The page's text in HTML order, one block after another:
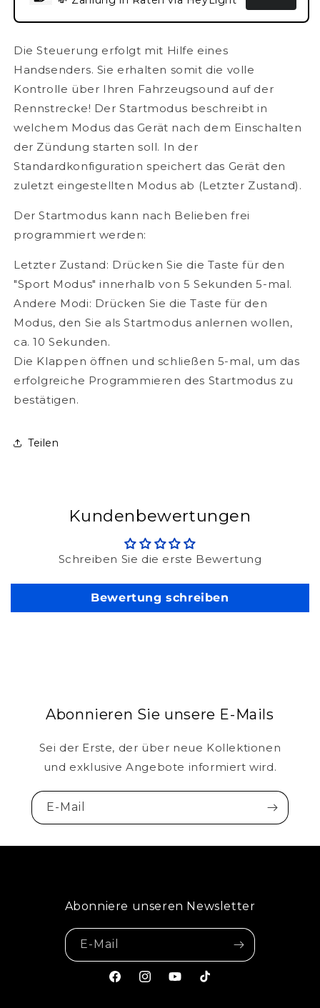
Die Steuerung erfolgt mit Hilfe eines
Handsenders. Sie erhalten somit die volle
Kontrolle über Ihren Fahrzeugsound auf der
Rennstrecke! Der Startmodus beschreibt in
welchem Modus das Gerät nach dem Einschalten
der Zündung starten soll. In der
Standardkonfiguration speichert das Gerät den
zuletzt eingestellten Modus ab (Letzter Zustand).
Der Startmodus kann nach Belieben frei
programmiert werden:
Letzter Zustand: Drücken Sie die Taste für den
"Sport Modus" innerhalb von 5 Sekunden 5-mal.
Andere Modi: Drücken Sie die Taste für den
Modus, den Sie als Startmodus anlernen wollen,
ca. 10 Sekunden.
Die Klappen öffnen und schließen 5-mal, um das
erfolgreiche Programmieren des Startmodus zu
bestätigen.
Teilen
Kundenbewertungen
Schreiben Sie die erste Bewertung
Bewertung schreiben
Abonnieren Sie unsere E-Mails
Sei der Erste, der über neue Kollektionen
und exklusive Angebote informiert wird.
E-Mail
Abonniere unseren Newsletter
E-Mail
FacebookInstagramYouTubeTikTok